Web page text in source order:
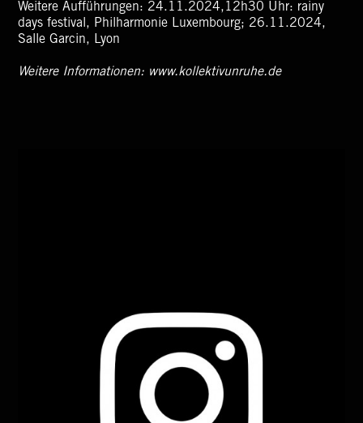
Weitere Aufführungen: 24.11.2024,12h30 Uhr: rainy
days festival, Philharmonie Luxembourg; 26.11.2024,
Salle Garcin, Lyon
Weitere Informationen: www.kollektivunruhe.de